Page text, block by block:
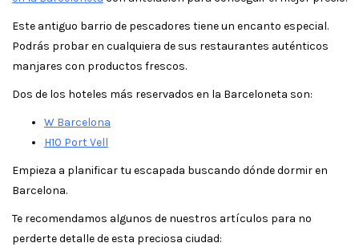
Este antiguo barrio de pescadores tiene un encanto especial.
Podrás probar en cualquiera de sus restaurantes auténticos
manjares con productos frescos.
Dos de los hoteles más reservados en la Barceloneta son:
W Barcelona
H10 Port Vell
Empieza a planificar tu escapada buscando dónde dormir en
Barcelona.
Te recomendamos algunos de nuestros artículos para no
perderte detalle de esta preciosa ciudad: